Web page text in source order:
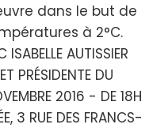
dans le but de
à 2°C.
AUTISSIER
PRÉSIDENTE DU
2016 - DE 18H
3 RUE DES FRANCS-